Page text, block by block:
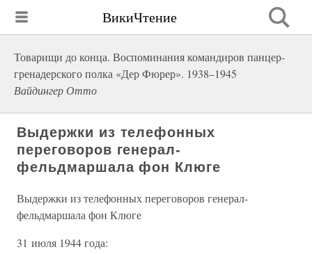
ВикиЧтение
Товарищи до конца. Воспоминания командиров панцер-
гренадерского полка «Дер Фюрер». 1938–1945
Вайдингер Отто
Выдержки из телефонных
переговоров генерал-
фельдмаршала фон Клюге
Выдержки из телефонных переговоров генерал-
фельдмаршала фон Клюге
31 июля 1944 года: